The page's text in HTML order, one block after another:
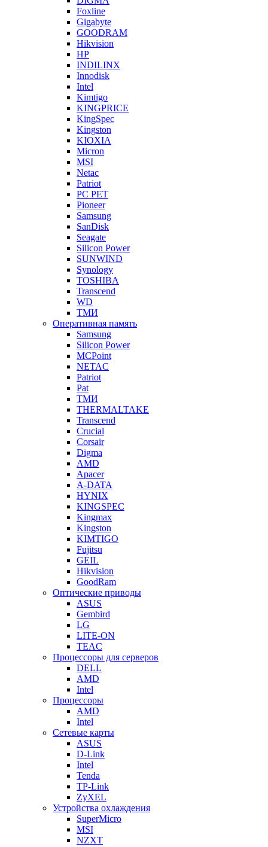
Foxline
Gigabyte
GOODRAM
Hikvision
HP
INDILINX
Innodisk
Intel
Kimtigo
KINGPRICE
KingSpec
Kingston
KIOXIA
Micron
MSI
Netac
Patriot
PC PET
Pioneer
Samsung
SanDisk
Seagate
Silicon Power
SUNWIND
Synology
TOSHIBA
Transcend
WD
ТМИ
Оперативная память
Samsung
Silicon Power
MCPoint
NETAC
Patriot
Pat
ТМИ
THERMALTAKE
Transcend
Crucial
Corsair
Digma
AMD
Apacer
A-DATA
HYNIX
KINGSPEC
Kingmax
Kingston
KIMTIGO
Fujitsu
GEIL
Hikvision
GoodRam
Оптические приводы
ASUS
Gembird
LG
LITE-ON
TEAC
Процессоры для серверов
DELL
AMD
Intel
Процессоры
AMD
Intel
Сетевые карты
ASUS
D-Link
Intel
Tenda
TP-Link
ZyXEL
Устройства охлаждения
SuperMicro
MSI
NZXT